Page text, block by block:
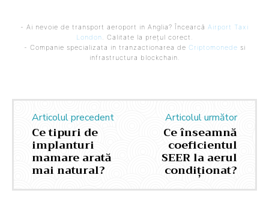
- Ai nevoie de transport aeroport in Anglia? Încearcă Airport Taxi
London. Calitate la prețul corect.
- Companie specializata in tranzactionarea de Criptomonede si
infrastructura blockchain.
Articolul precedent
Ce tipuri de
implanturi
mamare arată
mai natural?
Articolul următor
Ce înseamnă
coeficientul
SEER la aerul
condiționat?